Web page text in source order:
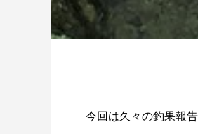
今回は久々の釣果報